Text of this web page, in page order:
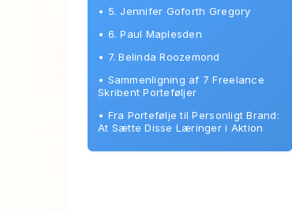
• 5. Jennifer Goforth Gregory
• 6. Paul Maplesden
• 7. Belinda Roozemond
• Sammenligning af 7 Freelance
Skribent Porteføljer
• Fra Portefølje til Personligt Brand:
At Sætte Disse Læringer i Aktion